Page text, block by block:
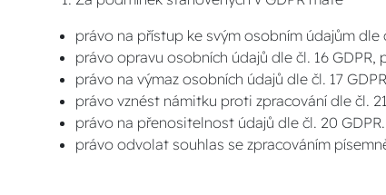
právo na přístup ke svým osobním údajům dle
právo opravu osobních údajů dle čl. 16 GDPR,
právo na výmaz osobních údajů dle čl. 17
právo vznést námitku proti zpracování dle čl.
právo na přenositelnost údajů dle čl. 20 GDPR.
právo odvolat souhlas se zpracováním